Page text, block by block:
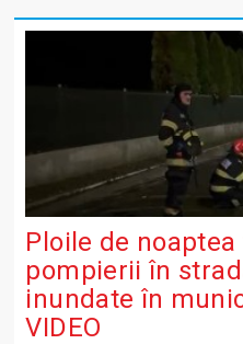
Ploile de
pompierii în
inundate în
VIDEO